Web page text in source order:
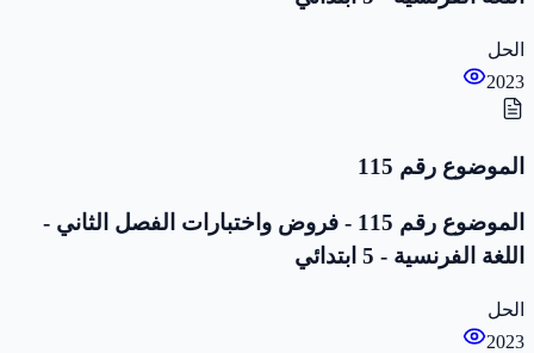
الحل
2023
الموضوع رقم 115
الموضوع رقم 115 - فروض واختبارات الفصل الثاني -
اللغة الفرنسية - 5 ابتدائي
الحل
2023